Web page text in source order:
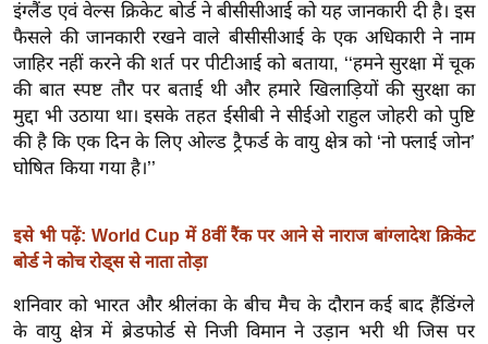
मि
सा
ल
बे
मि
श
ख्सि
य
त
इंग्लैंड एवं वेल्स क्रिकेट बोर्ड ने बीसीसीआई को यह जानकारी दी है। इस
फैसले की जानकारी रखने वाले बीसीसीआई के एक अधिकारी ने नाम
जाहिर नहीं करने की शर्त पर पीटीआई को बताया, ‘‘हमने सुरक्षा में चूक
की बात स्पष्ट तौर पर बताई थी और हमारे खिलाड़ियों की सुरक्षा का
मुद्दा भी उठाया था। इसके तहत ईसीबी ने सीईओ राहुल जोहरी को पुष्टि
की है कि एक दिन के लिए ओल्ड ट्रैफर्ड के वायु क्षेत्र को ‘नो फ्लाई जोन’
घोषित किया गया है।’’
इसे भी पढ़ें: World Cup में 8वीं रैंक पर आने से नाराज बांग्लादेश क्रिकेट
बोर्ड ने कोच रोड्स से नाता तोड़ा
शनिवार को भारत और श्रीलंका के बीच मैच के दौरान कई बाद हैंडिंग्ले
के वायु क्षेत्र में ब्रेडफोर्ड से निजी विमान ने उड़ान भरी थी जिस पर